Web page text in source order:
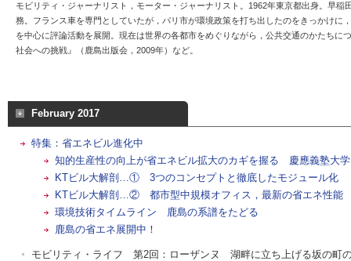
モビリティ・ジャーナリスト，モーター・ジャーナリスト。1962年東京都出身。早稲
務。フランス車を専門としていたが，パリ市が環境政策を打ち出したのをきっかけに
を中心に評論活動を展開。現在は世界の各都市をめぐりながら，公共交通のかたちに
社会への挑戦』（鹿島出版会，2009年）など。
February 2017
特集：省エネビル進化中
知的生産性の向上が省エネビル拡大のカギを握る 慶應義塾大
KTビル大解剖…① 3つのコンセプトと徹底したモジュール化
KTビル大解剖…② 都市型中規模オフィス，最新の省エネ性能
環境技術タイムライン 鹿島の系譜をたどる
鹿島の省エネ展開中！
モビリティ・ライフ 第2回：ローザンヌ 湖畔に立ち上げる坂の町